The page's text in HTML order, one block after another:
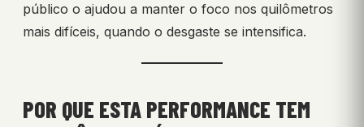
público o ajudou a manter o foco nos quilômetros
mais difíceis, quando o desgaste se intensifica.
POR QUE ESTA PERFORMANCE TEM